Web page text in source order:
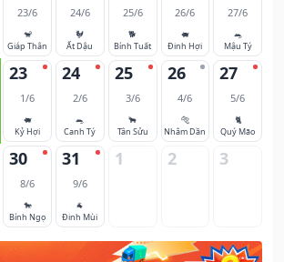
23/6
🐒
Giáp Thân
24/6
🐓
Ất Dậu
25/6
🐕
Bính Tuất
26/6
🐖
Đinh Hợi
27/6
🐀
Mậu Tý
23
1/6
🐖
Kỷ Hợi
24
2/6
🐀
Canh Tý
25
3/6
🐂
Tân Sửu
26
4/6
🐅
Nhâm Dần
27
5/6
🐈
Quý Mão
30
8/6
🐎
Bính Ngọ
31
9/6
🐐
Đinh Mùi
1 2 3